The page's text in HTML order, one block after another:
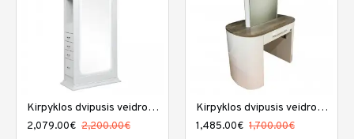
Kirpyklos dvipusis veidrodis DIR Adonis su LED apšvietimu
2,079.00€ 2,200.00€
Kirpyklos dvipusis veidrodis REM Capri
1,485.00€ 1,700.00€